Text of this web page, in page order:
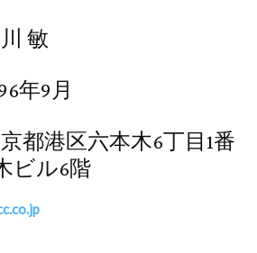
敏
年9月
都港区六本木6丁目1番
ビル6階